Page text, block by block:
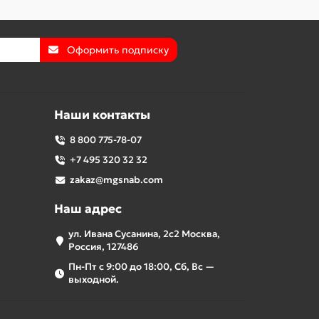
Оформить подписку
Наши контакты
8 800 775-78-07
+7 495 320 32 32
zakaz@mgsnab.com
Наш адрес
ул. Ивана Сусанина, 2с2 Москва,
Россия, 127486
Пн-Пт с 9:00 до 18:00, Сб, Вс —
выходной.